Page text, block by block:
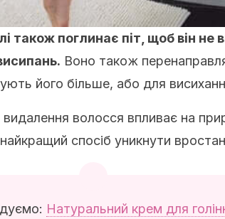
також поглинає піт, щоб він не
Воно також
його більше, або для
волосся впливає на
спосіб уникнути
Натуральний крем для